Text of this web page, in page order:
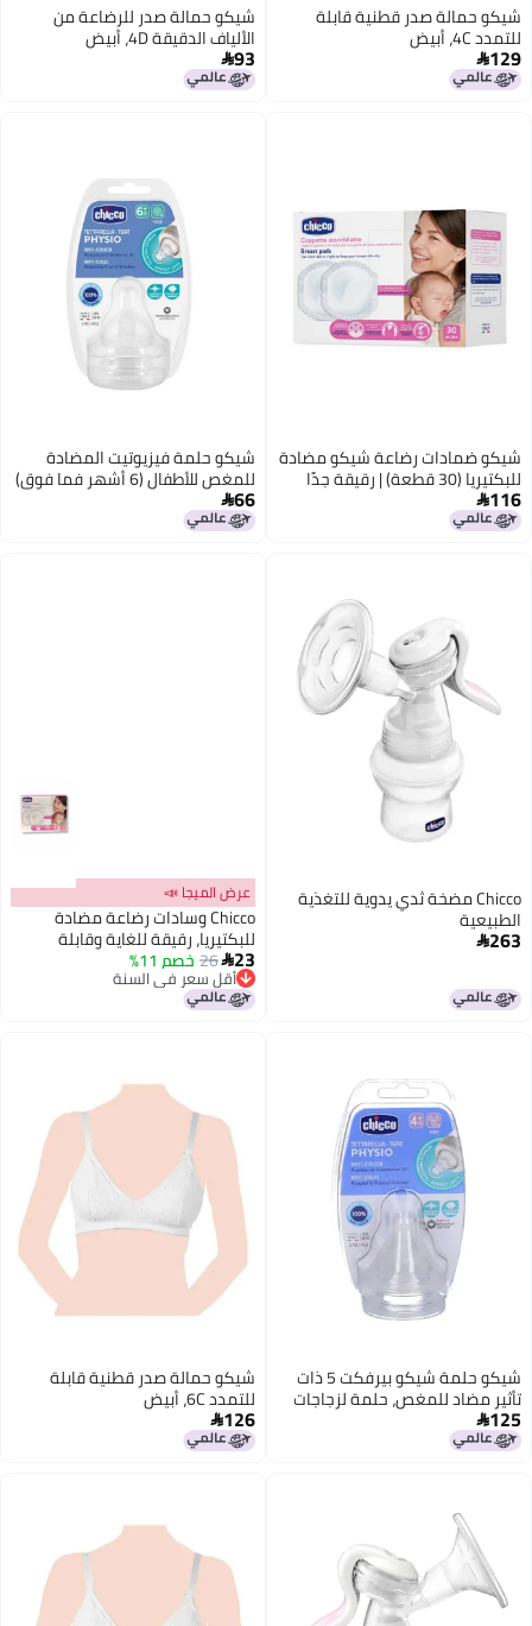
شيكو حمالة صدر قطنية قابلة
للتمدد 4C، أبيض
129
شيكو حمالة صدر للرضاعة من
الألياف الدقيقة 4D، أبيض
93
شيكو ضمادات رضاعة شيكو مضادة
للبكتيريا (30 قطعة) | رقيقة جدًا
وجيدة التهوية بتقنية امتصاص
فائقة | مختبرة من قبل أطباء
116
شيكو حلمة فيزيوتيت المضادة
للمغص للأطفال (6 أشهر فما فوق)
عبوة من قطعتين | حلمة سيليكون
66
Chicco مضخة ثدي يدوية للتغذية
الطبيعية
263
عرض الميجا 📣
Chicco وسادات رضاعة مضادة
للبكتيريا، رقيقة للغاية وقابلة
للتنفس مع تقنية امتصاص فائقة،
مختبرة جلدياً (30 قطعة)
23
26 خصم 11%
أقل سعر في السنة
أقل سعر في السنة
شيكو حلمة شيكو بيرفكت 5 ذات
تأثير مضاد للمغص، حلمة لزجاجات
الرضاعة ذات العنق العريض، تدفق
125
شيكو حمالة صدر قطنية قابلة
للتمدد 6C، أبيض
126